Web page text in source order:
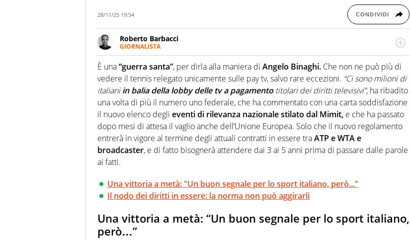
28/11/25 19:54 CONDIVIDI
Roberto Barbacci
GIORNALISTA
Giornalista (pubblicista) sportivo a tutto campo, è il tuttologo di Virgilio Sport. Provate a
chiedergli di boxe, di scherma, di volley o di curling: ve ne farà innamorare
È una“guerra santa”, per dirla alla maniera di Angelo Binaghi. Che non ne può più di
vedere il tennis relegato unicamente sulle pay tv, salvo rare eccezioni. “Ci sono milioni di
italianiin balia della lobby delle tv a pagamentotitolari dei diritti televisivi”, ha ribadito
una volta di più il numero uno federale, che ha commentato con una carta soddisfazione
il nuovo elenco degli eventi di rilevanza nazionale stilato dal Mimit, e che ha passato
dopo mesi di attesa il vaglio anche dell’Unione Europea. Solo che il nuovo regolamento
entrerà in vigore al termine degli attuali contratti in essere traATP e WTA e
broadcaster, e di fatto bisognerà attendere dai 3 ai 5 anni prima di passare dalle parole
ai fatti.
Una vittoria a metà: "Un buon segnale per lo sport italiano, però..."
Il nodo dei diritti in essere: la norma non può aggirarli
Una vittoria a metà: “Un buon segnale per lo sport italiano,
però…”